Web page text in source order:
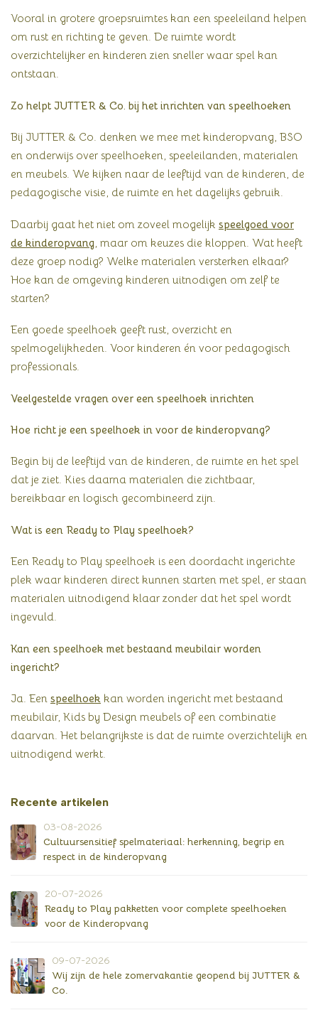
Vooral in grotere groepsruimtes kan een speeleiland helpen
om rust en richting te geven. De ruimte wordt
overzichtelijker en kinderen zien sneller waar spel kan
ontstaan.
Zo helpt JUTTER & Co. bij het inrichten van speelhoeken
Bij JUTTER & Co. denken we mee met kinderopvang, BSO
en onderwijs over speelhoeken, speeleilanden, materialen
en meubels. We kijken naar de leeftijd van de kinderen, de
pedagogische visie, de ruimte en het dagelijks gebruik.
Daarbij gaat het niet om zoveel mogelijk speelgoed voor
de kinderopvang , maar om keuzes die kloppen. Wat heeft
deze groep nodig? Welke materialen versterken elkaar?
Hoe kan de omgeving kinderen uitnodigen om zelf te
starten?
Een goede speelhoek geeft rust, overzicht en
spelmogelijkheden. Voor kinderen én voor pedagogisch
professionals.
Veelgestelde vragen over een speelhoek inrichten
Hoe richt je een speelhoek in voor de kinderopvang?
Begin bij de leeftijd van de kinderen, de ruimte en het spel
dat je ziet. Kies daarna materialen die zichtbaar,
bereikbaar en logisch gecombineerd zijn.
Wat is een Ready to Play speelhoek?
Een Ready to Play speelhoek is een doordacht ingerichte
plek waar kinderen direct kunnen starten met spel, er staan
materialen uitnodigend klaar zonder dat het spel wordt
ingevuld.
Kan een speelhoek met bestaand meubilair worden
ingericht?
Ja. Een speelhoek kan worden ingericht met bestaand
meubilair, Kids by Design meubels of een combinatie
daarvan. Het belangrijkste is dat de ruimte overzichtelijk en
uitnodigend werkt.
Recente artikelen
03-08-2026
Cultuursensitief spelmateriaal: herkenning, begrip en
respect in de kinderopvang
20-07-2026
Ready to Play pakketten voor complete speelhoeken
voor de Kinderopvang
09-07-2026
Wij zijn de hele zomervakantie geopend bij JUTTER &
Co.